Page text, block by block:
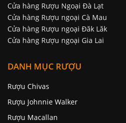
Cửa hàng Rượu Ngoại Đà Lạt
Cửa hàng Rượu ngoại Cà Mau
Cửa hàng Rượu ngoại Đăk Lăk
Cửa hàng Rượu ngoại Gia Lai
DANH MỤC RƯỢU
Rượu Chivas
Rượu Johnnie Walker
Rượu Macallan